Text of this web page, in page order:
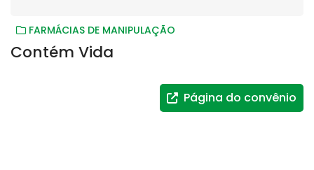
FARMÁCIAS DE MANIPULAÇÃO
Contém Vida
Página do convênio